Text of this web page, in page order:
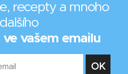
recepty a mnoho
dalšího
vašem emailu